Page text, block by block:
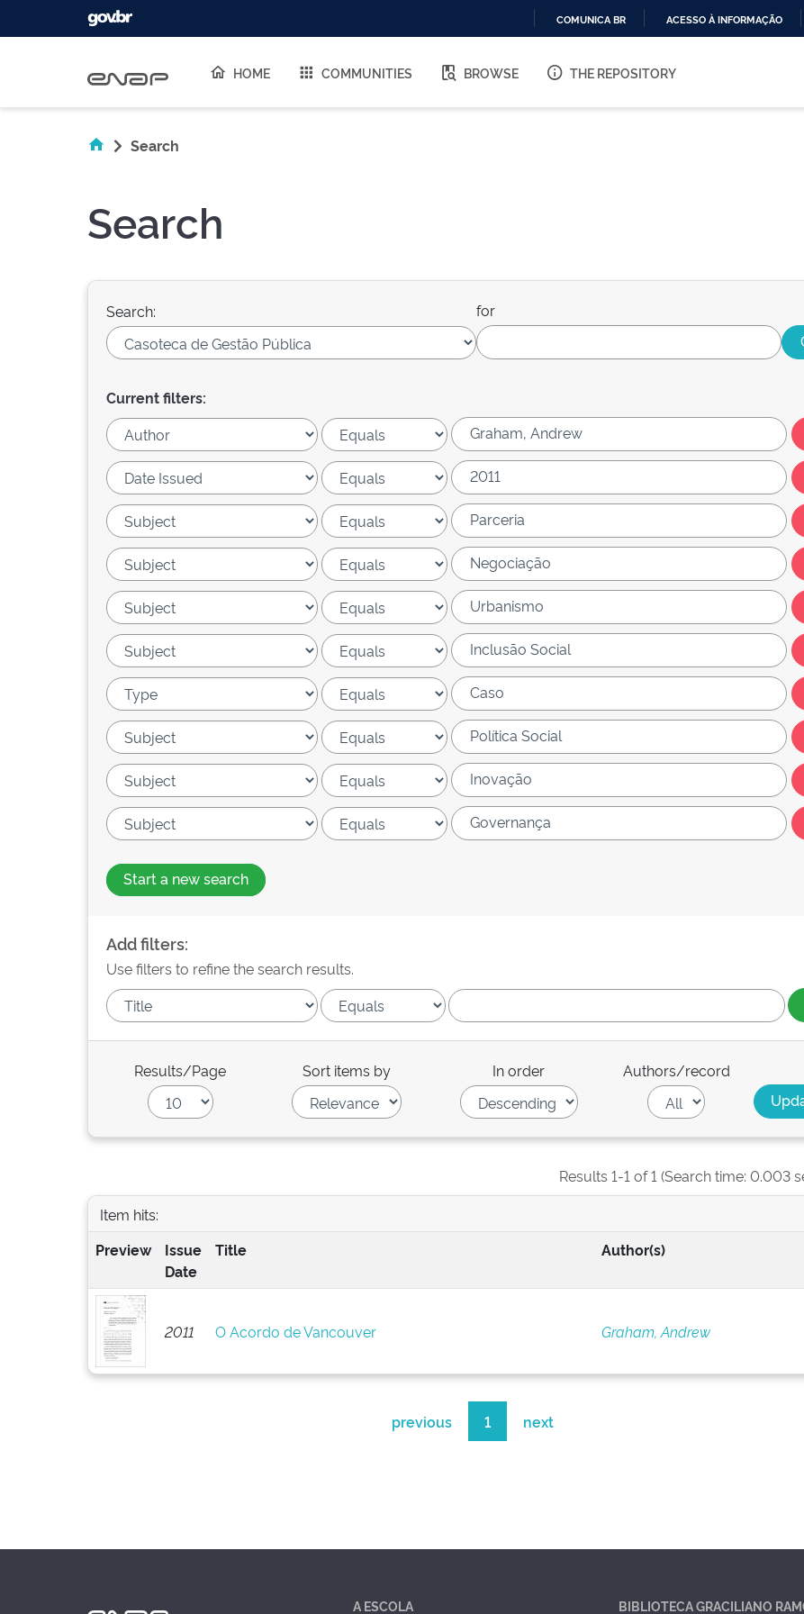
O
COMUNICA BR ACESSO À INFORMAÇÃO
HOME COMMUNITIES BROWSE THE REPOSITORY
Search
Search
Search: for
Current filters:
Start a new search
Add filters:
Use filters to refine the search results.
Results/Page Sort items by In order Authors/record
Results 1-1 of 1 (Search time: 0.003
Item hits:
Preview
Issue
Date
Title Author(s)
2011 O Acordo de Vancouver Graham, Andrew
previous 1 next
A ESCOLA BIBLIOTECA GRACILIANO